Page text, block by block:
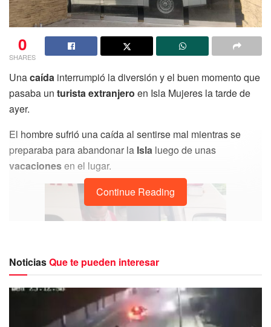
0
SHARES
Unacaída interrumpió la diversión y el buen momento que
pasaba un turista extranjero en Isla Mujeres la tarde de
ayer.
El hombre sufrió una caída al sentirse mal mientras se
preparaba para abandonar la Isla luego de unas
vacacionesen el lugar.
Continue Reading
NoticiasQue te pueden interesar